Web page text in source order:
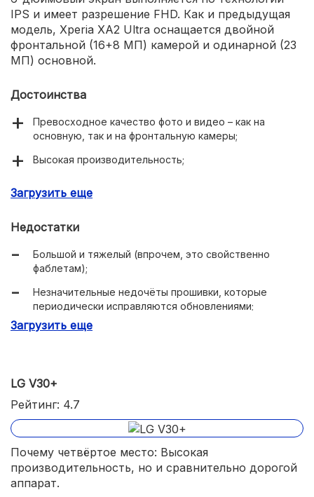
IPS и имеет разрешение FHD. Как и предыдущая
модель, Xperia XA2 Ultra оснащается двойной
фронтальной (16+8 МП) камерой и одинарной (23
МП) основной.
Достоинства
Превосходное качество фото и видео – как на
основную, так и на фронтальную камеры;
Высокая производительность;
процессор;
Загрузить еще
Недостатки
Большой и тяжелый (впрочем, это свойственно
фаблетам);
Незначительные недочёты прошивки, которые
периодически исправляются обновлениями;
Скользкий корпус;
Загрузить еще
LG V30+
Рейтинг: 4.7
Почему четвёртое место: Высокая
производительность, но и сравнительно дорогой
аппарат.